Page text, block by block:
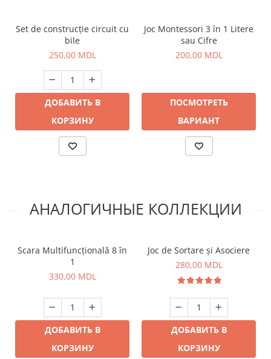
Set de construcție circuit cu
bile
250,00 MDL
ДОБАВИТЬ В
КОРЗИНУ
Joc Montessori 3 în 1 Litere
sau Cifre
200,00 MDL
ПОСМОТРЕТЬ
ВАРИАНТ
АНАЛОГИЧНЫЕ КОЛЛЕКЦИИ
Scara Multifuncțională 8 în
1
330,00 MDL
ДОБАВИТЬ В
КОРЗИНУ
Joc de Sortare și Asociere
280,00 MDL
ДОБАВИТЬ В
КОРЗИНУ